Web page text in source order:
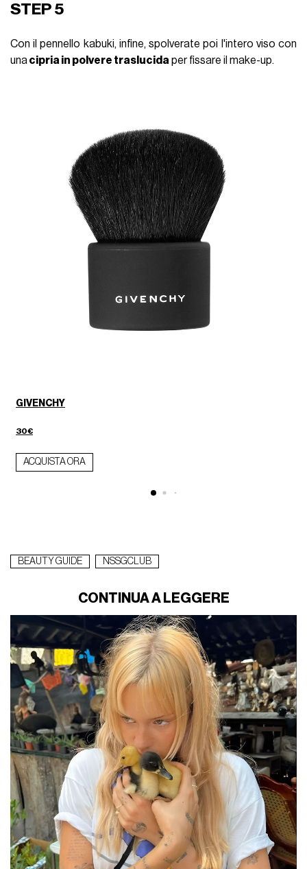
STEP 5
Con il pennello kabuki, infine, spolverate poi l'intero viso con
unacipria in polvere traslucida per fissare il make-up.
GIVENCHY
30€
ACQUISTA ORA
BEAUTY GUIDE NSSGCLUB
CONTINUA A LEGGERE